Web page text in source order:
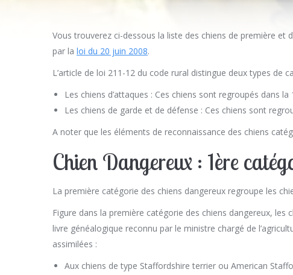
Vous trouverez ci-dessous la liste des chiens de première et
par la loi du 20 juin 2008.
L’article de loi 211-12 du code rural distingue deux types de
Les chiens d’attaques : Ces chiens sont regroupés dans
Les chiens de garde et de défense : Ces chiens sont
A noter que les éléments de reconnaissance des chiens
Chien Dangereux : 1ère
La première catégorie des chiens dangereux regroupe les
Figure dans la première catégorie des chiens dangereux,
livre généalogique reconnu par le ministre chargé de
assimilées :
Aux chiens de type Staffordshire terrier ou American